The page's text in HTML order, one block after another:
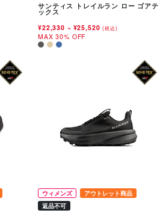
サンティス トレイルラン ロー ゴアテ
ックス
¥22,330 ~ ¥25,520(税込)
MAX 30% OFF
ウィメンズ
アウトレット商品
返品不可